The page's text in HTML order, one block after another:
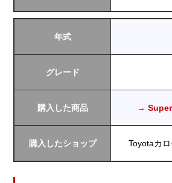
年式
グレード
購入した商品 →
購入したショップ Toyotaカ